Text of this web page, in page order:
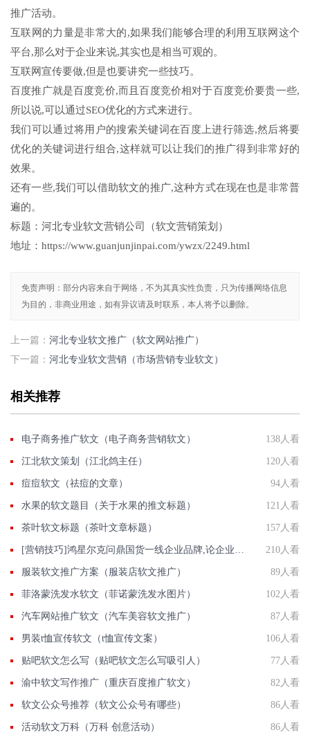
推广活动。
互联网的力量是非常大的,如果我们能够合理的利用互联网这个
平台,那么对于企业来说,其实也是相当可观的。
互联网宣传要做,但是也要讲究一些技巧。
百度推广就是百度竞价,而且百度竞价相对于百度竞价要贵一些,
所以说,可以通过SEO优化的方式来进行。
我们可以通过将用户的搜索关键词在百度上进行筛选,然后将要
优化的关键词进行组合,这样就可以让我们的推广得到非常好的
效果。
还有一些,我们可以借助软文的推广,这种方式在现在也是非常普
遍的。
标题：河北专业软文营销公司（软文营销策划）
地址：https://www.guanjunjinpai.com/ywzx/2249.html
免责声明：部分内容来自于网络，不为其真实性负责，只为传播网络信息
为目的，非商业用途，如有异议请及时联系，本人将予以删除。
上一篇： 河北专业软文推广（软文网站推广）
下一篇： 河北专业软文营销（市场营销专业软文）
相关推荐
电子商务推广软文（电子商务营销软文） 138人看
江北软文策划（江北鸽主任） 120人看
痘痘软文（祛痘的文章） 94人看
水果的软文题目（关于水果的推文标题） 121人看
茶叶软文标题（茶叶文章标题） 157人看
210人看
服装软文推广方案（服装店软文推广） 89人看
菲洛蒙洗发水软文（菲诺蒙洗发水图片） 102人看
汽车网站推广软文（汽车美容软文推广） 87人看
男装t恤宣传软文（t恤宣传文案） 106人看
贴吧软文怎么写（贴吧软文怎么写吸引人） 77人看
渝中软文写作推广（重庆百度推广软文） 82人看
软文公众号推荐（软文公众号有哪些） 86人看
活动软文万科（万科 创意活动） 86人看